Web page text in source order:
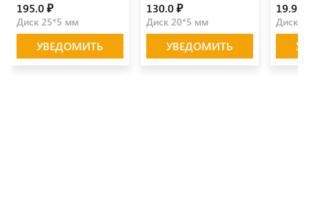
195.0 ₽
Диск 25*5 мм
УВЕДОМИТЬ
130.0 ₽
Диск 20*5 мм
УВЕДОМИТЬ
19.9 ₽
Диск